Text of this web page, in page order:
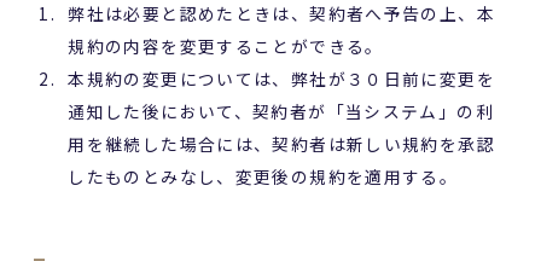
弊社は必要と認めたときは、契約者へ予告の上、本
規約の内容を変更することができる。
本規約の変更については、弊社が３０日前に変更を
通知した後において、契約者が「当システム」の利
用を継続した場合には、契約者は新しい規約を承認
したものとみなし、変更後の規約を適用する。